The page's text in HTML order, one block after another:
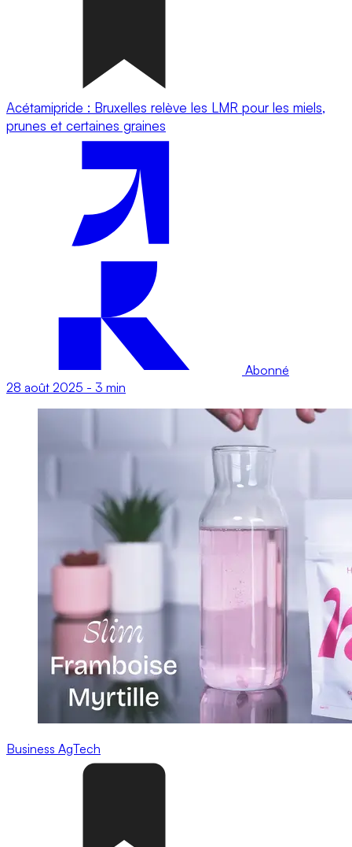
Acétamipride : Bruxelles relève les LMR pour les miels,
prunes et certaines graines
Abonné
28 août 2025 - 3 min
Business AgTech